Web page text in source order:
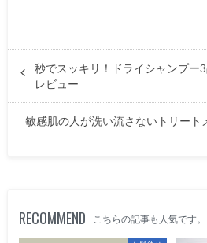
秒でスッキリ！ドライシャンプー
レビュー
敏感肌の人が洗い流さないトリート
RECOMMEND こちらの記事も人気です。